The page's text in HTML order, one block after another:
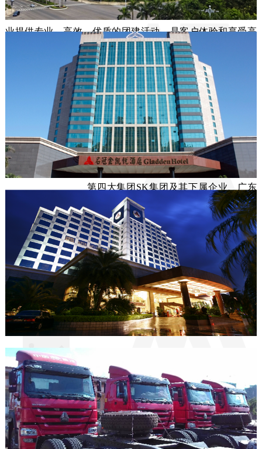
年选手,帮助学员更有效率地提升高尔夫水平。同时为各型企
业提供专业、高效、优质的团建活动，是客户体验和享受高
球乐趣的汇聚地。
查看企业网站
东莞市华阳汽车维修有限公司，成立
于2005年，隶属于广东名冠集团。华阳汽
修以中高低端车修护为主营业务，以快
修、快保养护为主。 服务单位包括韩国
第四大集团SK集团及其下属企业、广东
名冠集团及其下属企业、东莞爱思开租车有限责任公司等。
辆年审办理、车辆违章处理等一条龙服务。